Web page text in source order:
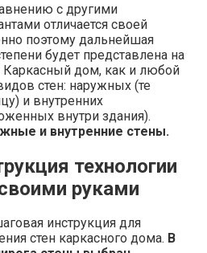
с другими
отличается своей
поэтому дальнейшая
будет представлена на
Каркасный дом, как и любой
стен: наружных (те
и внутренних
внутри здания).
и внутренние стены.
технологии
руками
инструкция для
стен каркасного дома. В